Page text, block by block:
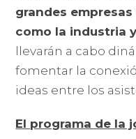
grandes
como la industria
llevarán a cabo
fomentar la
ideas entre los
El programa de la